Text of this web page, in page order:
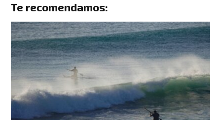
Te recomendamos: